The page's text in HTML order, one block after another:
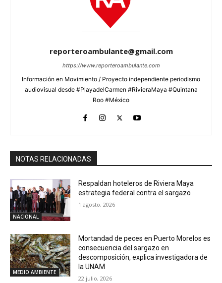
reporteroambulante@gmail.com
https://www.reporteroambulante.com
Información en Movimiento / Proyecto independiente periodismo
audiovisual desde #PlayadelCarmen #RivieraMaya #Quintana
Roo #México
NOTAS RELACIONADAS
NACIONAL
Respaldan hoteleros de Riviera Maya
estrategia federal contra el sargazo
1 agosto, 2026
MEDIO AMBIENTE
Mortandad de peces en Puerto Morelos es
consecuencia del sargazo en
descomposición, explica investigadora de
la UNAM
22 julio, 2026